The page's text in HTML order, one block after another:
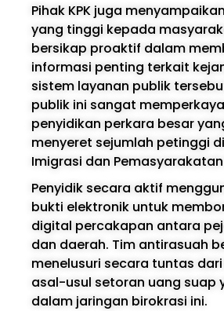
Pihak KPK juga
yang tinggi kepada
bersikap proaktif dalam
informasi penting terkait
sistem layanan publik
publik ini sangat
penyidikan perkara besar
menyeret sejumlah petinggi
Imigrasi dan
Penyidik secara aktif
bukti elektronik untuk
digital percakapan antara
dan daerah. Tim antirasuah
menelusuri secara tuntas
asal-usul setoran uang suap
dalam jaringan birokrasi ini.